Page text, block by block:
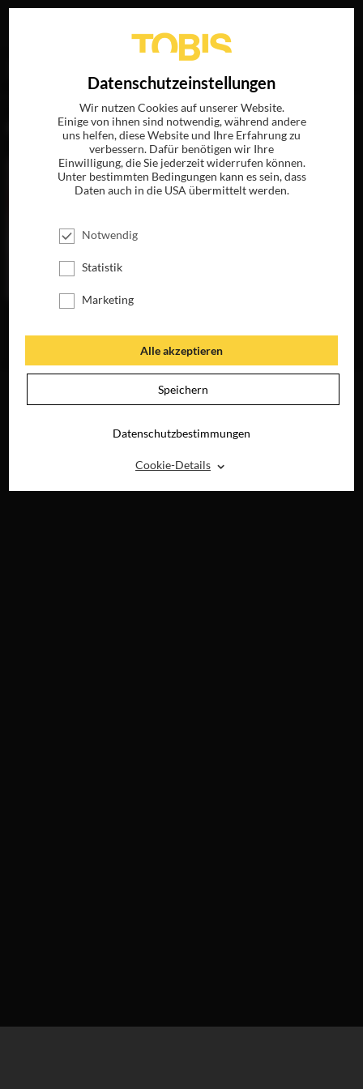
„Max Filges“ergab folgende Treffer
JETZT AUF BLU-
Datenschutzeinstellungen
Wir nutzen Cookies auf unserer Website.
Einige von ihnen sind notwendig, während andere
uns helfen, diese Website und Ihre Erfahrung zu
verbessern. Dafür benötigen wir Ihre
Einwilligung, die Sie jederzeit widerrufen können.
Unter bestimmten Bedingungen kann es sein, dass
Daten auch in die USA übermittelt werden.
Notwendig
Statistik
Marketing
Alle akzeptieren
Speichern
Datenschutzbestimmungen
Cookie-Details ⌃